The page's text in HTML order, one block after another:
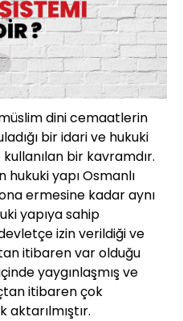
dini cemaatlerin
bir idari ve hukuki
bir kavramdır.
yapı Osmanlı
ermesine kadar aynı
yapıya sahip
izin verildiği ve
itibaren var olduğu
yaygınlaşmış ve
itibaren çok